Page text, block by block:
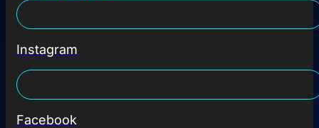
Instagram
Facebook